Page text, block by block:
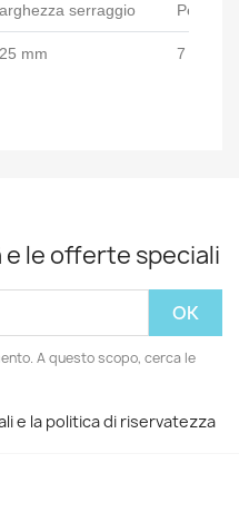
serraggio Peso
mm 7 kg
le offerte speciali
A questo scopo, cerca le
e la politica di riservatezza